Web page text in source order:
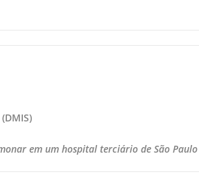
em um hospital terciário de São Paulo